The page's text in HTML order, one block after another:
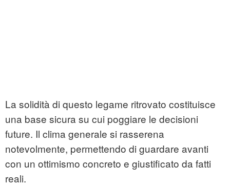
La solidità di questo legame ritrovato costituisce
una base sicura su cui poggiare le decisioni
future. Il clima generale si rasserena
notevolmente, permettendo di guardare avanti
con un ottimismo concreto e giustificato da fatti
reali.